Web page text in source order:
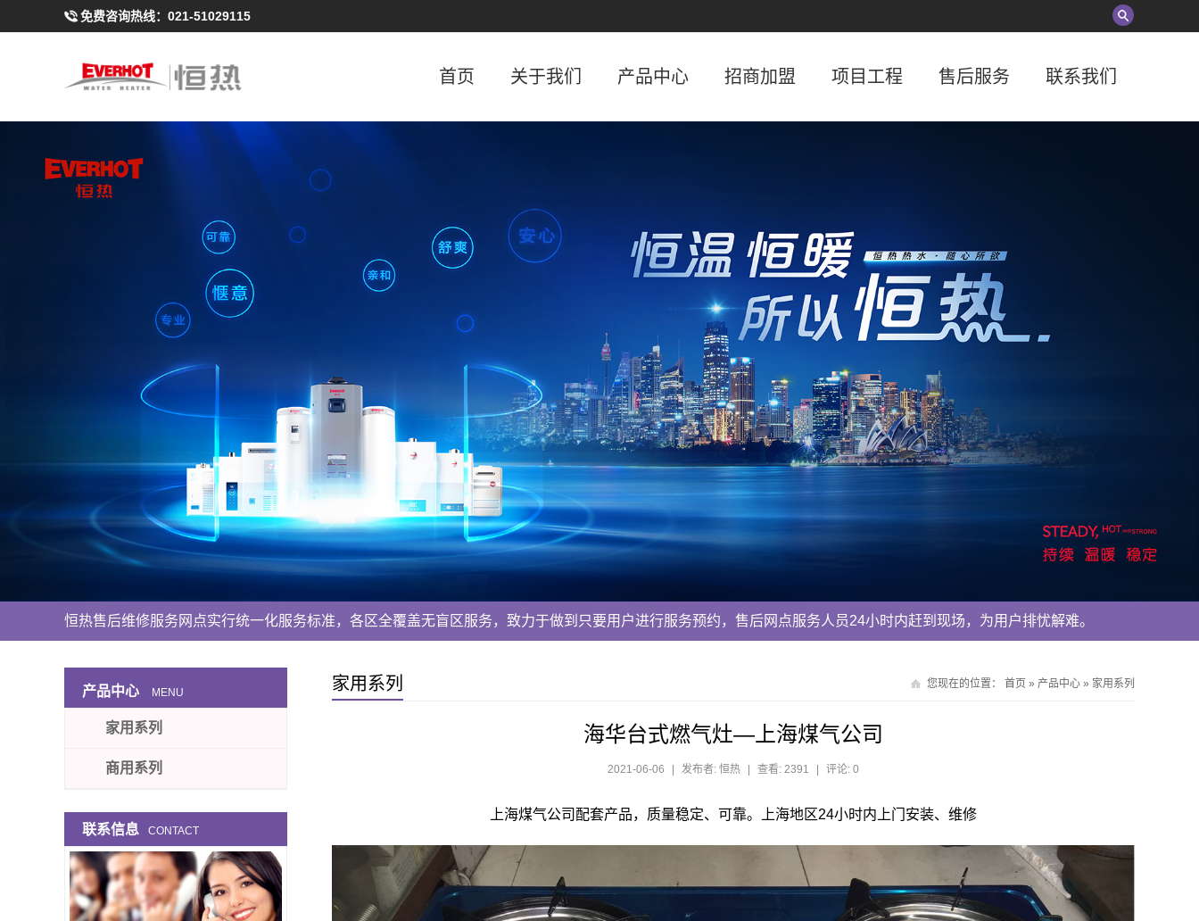
免费咨询热线： 021-51029115
首页 关于我们 产品中心 招商加盟 项目工程 售后服务 联系我们
恒热售后维修服务网点实行统一化服务标准，各区全覆盖无盲区服务，致力于做到只要用户进行服务预约，售后网点服务人员24小时内赶到现场，为用户排忧解难。
您现在的位置： 首页 » 产品中心 » 家用系列
家用系列
海华台式燃气灶—上海煤气公司
2021-06-06 | 发布者: 恒热 | 查看: 2391 | 评论: 0
上海煤气公司配套产品，质量稳定、可靠。上海地区24小时内上门安装、维修
产品中心 MENU
家用系列
商用系列
联系信息 CONTACT